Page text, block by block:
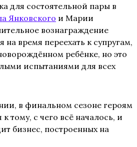
для состоятельной пары в
Янковского и Марии
вознаграждение
на время переехать к супругам,
ребёнке, но это
испытаниями для всех
в финальном сезоне героям
к тому, с чего всё началось, и
бизнес, построенных на